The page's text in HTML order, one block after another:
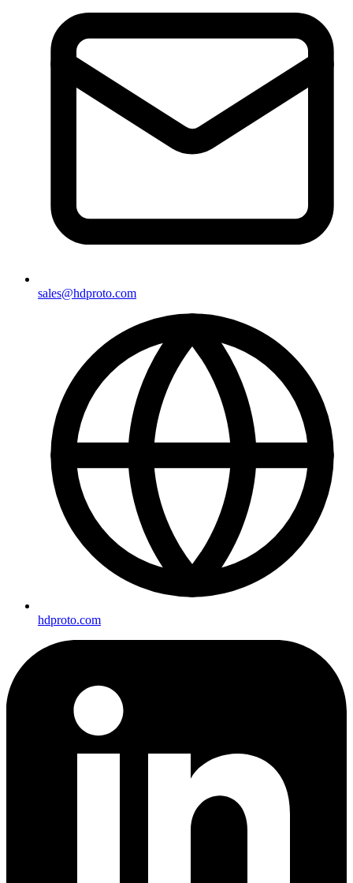
sales@hdproto.com
hdproto.com